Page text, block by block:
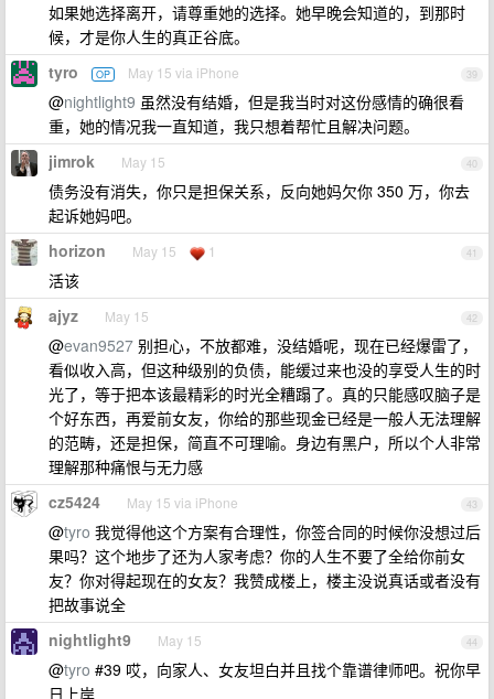
如果她选择离开，请尊重她的选择。她早晚会知道的，到那时
候，才是你人生的真正谷底。
39
tyro OP May 15 via iPhone
@nightlight9 虽然没有结婚，但是我当时对这份感情的确很看
重，她的情况我一直知道，我只想着帮忙且解决问题。
40
jimrok May 15
债务没有消失，你只是担保关系，反向她妈欠你 350 万，你去
起诉她妈吧。
41
horizon May 15 1
活该
42
ajyz May 15
@evan9527 别担心，不放都难，没结婚呢，现在已经爆雷了，
看似收入高，但这种级别的负债，能缓过来也没的享受人生的时
光了，等于把本该最精彩的时光全糟蹋了。真的只能感叹脑子是
个好东西，再爱前女友，你给的那些现金已经是一般人无法理解
的范畴，还是担保，简直不可理喻。身边有黑户，所以个人非常
理解那种痛恨与无力感
43
cz5424 May 15 via iPhone
@tyro 我觉得他这个方案有合理性，你签合同的时候你没想过后
果吗？这个地步了还为人家考虑？你的人生不要了全给你前女
友？你对得起现在的女友？我赞成楼上，楼主没说真话或者没有
把故事说全
44
nightlight9 May 15
@tyro #39 哎，向家人、女友坦白并且找个靠谱律师吧。祝你早
日上岸